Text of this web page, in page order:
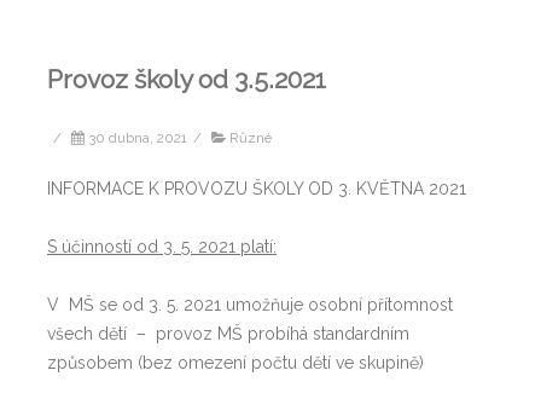
Provoz školy od 3.5.2021
/ 30 dubna, 2021 / Různé
INFORMACE K PROVOZU ŠKOLY OD 3. KVĚTNA 2021
S účinností od 3. 5. 2021 platí:
V MŠ se od 3. 5. 2021 umožňuje osobní přítomnost
všech dětí – provoz MŠ probíhá standardním
způsobem (bez omezení počtu dětí ve skupině)